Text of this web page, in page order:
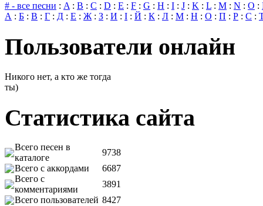
# - все песни : A : B : C : D : E : F : G : H : I : J : K : L : M : N : O :
А : Б : В : Г : Д : Е : Ж : З : И : І : Й : К : Л : М : Н : О : П : Р : С :
Пользователи онлайн
Никого нет, а кто же тогда
ты)
Статистика сайта
Всего песен в
каталоге
9738
Всего с аккордами
6687
Всего с
комментариями
3891
Всего пользователей 8427